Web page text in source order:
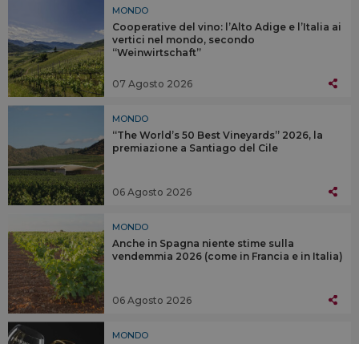
MONDO
Cooperative del vino: l’Alto Adige e l’Italia ai
vertici nel mondo, secondo
“Weinwirtschaft”
07 Agosto 2026
MONDO
“The World’s 50 Best Vineyards” 2026, la
premiazione a Santiago del Cile
06 Agosto 2026
MONDO
Anche in Spagna niente stime sulla
vendemmia 2026 (come in Francia e in Italia)
06 Agosto 2026
MONDO